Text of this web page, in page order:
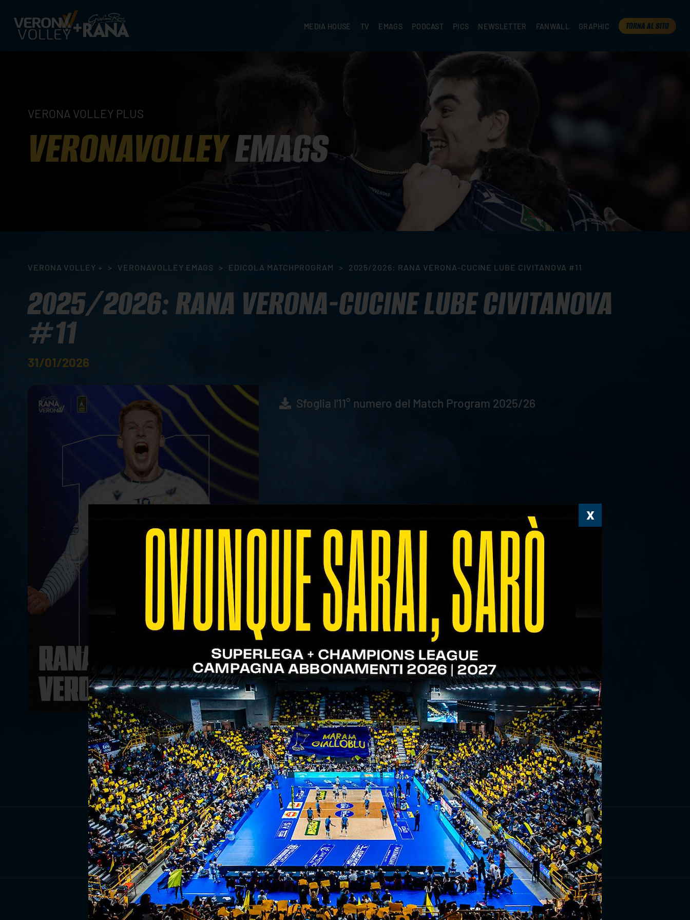
MEDIA HOUSE TV EMAGS PODCAST PICS NEWSLETTER FANWALL GRAPHIC TORNA AL SITO
VERONA VOLLEY PLUS
VERONAVOLLEYEMAGS
VERONA VOLLEY + > VERONAVOLLEY EMAGS > EDICOLA MATCHPROGRAM > 2025/2026: RANA VERONA-CUCINE LUBE CIVITANOVA #11
2025/2026: RANA VERONA-CUCINE LUBE CIVITANOVA
#11
31/01/2026
Sfoglia l'11° numero del Match Program 2025/26
ISCRIVITI ALLANEWSLETTER ISCRIVITI ORA